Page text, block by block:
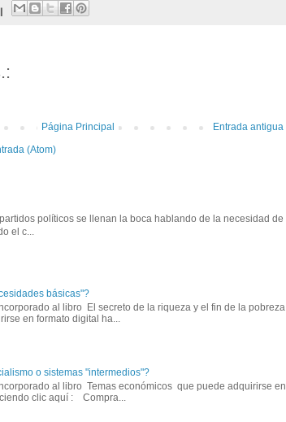
Entrada antigua
Página Principal
(Atom)
políticos se llenan la boca hablando de la necesidad de
el c...
básicas"?
al libro El secreto de la riqueza y el fin de la pobreza
en formato digital ha...
o sistemas "intermedios"?
al libro Temas económicos que puede adquirirse en
clic aquí : Compra...